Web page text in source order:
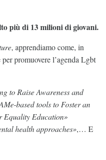
più di 13 milioni di giovani.
, apprendiamo come, in
promuovere l’agenda Lgbt
to Raise Awareness and
based tools to Foster an
Equality Education»
health approaches»,… E